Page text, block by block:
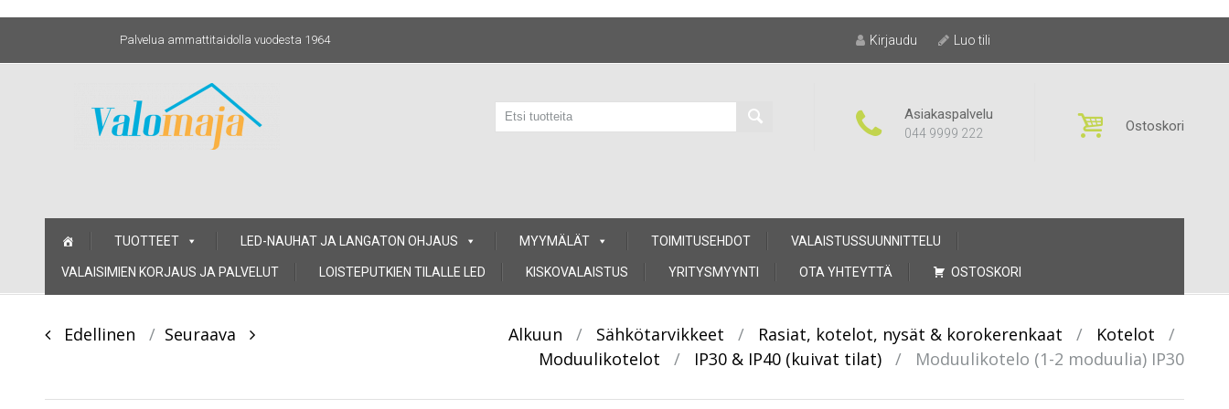
Palvelua ammattitaidolla vuodesta 1964 Kirjaudu Luo tili
Asiakaspalvelu
044 9999 222 Ostoskori
TUOTTEET LED-NAUHAT JA LANGATON OHJAUS MYYMÄLÄT TOIMITUSEHDOT VALAISTUSSUUNNITTELU
VALAISIMIEN KORJAUS JA PALVELUT LOISTEPUTKIEN TILALLE LED KISKOVALAISTUS YRITYSMYYNTI OTA YHTEYTTÄ OSTOSKORI
Post
Edellinen Seuraava Alkuun / Sähkötarvikkeet / Rasiat, kotelot, nysät & korokerenkaat / Kotelot
/
Moduulikotelot
/ IP30 & IP40 (kuivat tilat) / Moduulikotelo (1-2 moduulia) IP30